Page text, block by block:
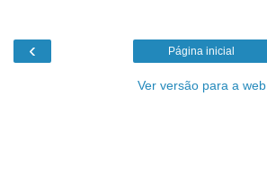
‹ Página inicial
Ver versão para a web